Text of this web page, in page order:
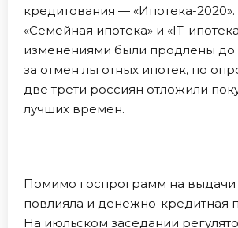
кредитования — «Ипотека-
«Семейная ипотека» и «IT-
изменениями были продлены до
за отмен льготных ипотек, по
две трети россиян отложили
лучших времен.
Помимо госпрограмм на выдачи
повлияла и денежно-кредитная
На июльском заседании